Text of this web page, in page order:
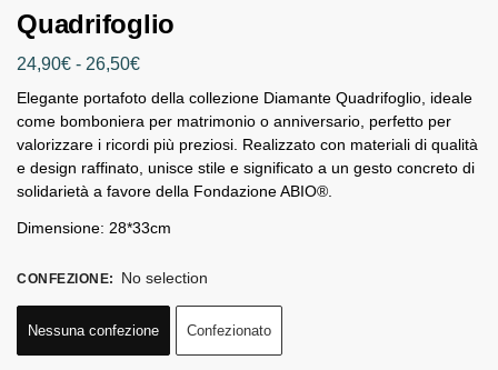
Quadrifoglio
24,90€ - 26,50€
Elegante portafoto della collezione Diamante Quadrifoglio, ideale
come bomboniera per matrimonio o anniversario, perfetto per
valorizzare i ricordi più preziosi. Realizzato con materiali di qualità
e design raffinato, unisce stile e significato a un gesto concreto di
solidarietà a favore della Fondazione ABIO®.
Dimensione: 28*33cm
CONFEZIONE: No selection
Nessuna confezione Confezionato